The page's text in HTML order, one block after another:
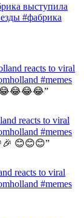
выступила
#фабрика
reacts to viral
#memes
”
reacts to viral
#memes
😊😊😊”
reacts to viral
#memes